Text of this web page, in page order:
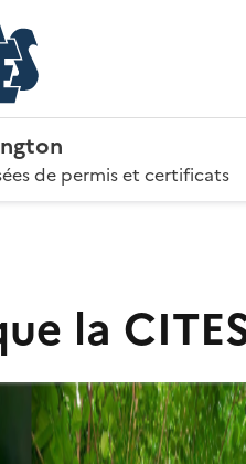
de permis et certificats
la